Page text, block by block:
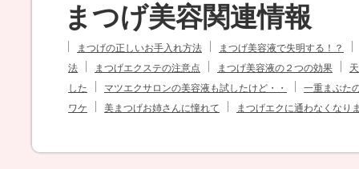
まつげ美容関連情報
まつげの正しいお手入れ方法
まつげ美容液で失明する！？
法
まつげエクステの注意点 まつげ美容液の２つの効果
した
マツエクサロンの美容液も試したけど・・
一重まぶた
ワケ
美まつげお姉さんに憧れて まつげエクに通わなくなり